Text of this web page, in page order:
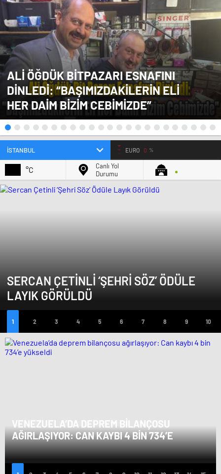
ALI ÖĞDÜK BITPAZARI ESNAFINI
DINLEDI: “BAŞIMIZDAKILERIN ELI
HER DAIM BIZIM CEBIMIZDE”
EURO 0 %
°C
Canlı Yol
Durumu
SERCAN ÇETINLI ‘ŞEHRI SÖZ’ ÖDÜLE
LAYIK GÖRÜLDÜ
VENEZUELA’DA DEPREM BILANÇOSU
AĞIRLAŞIYOR: CAN KAYBI 4 BIN 734’E
YÜKSELDI